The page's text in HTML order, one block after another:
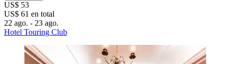
US$ 53
US$ 61 en total
22 ago. - 23 ago.
Hotel Touring Club